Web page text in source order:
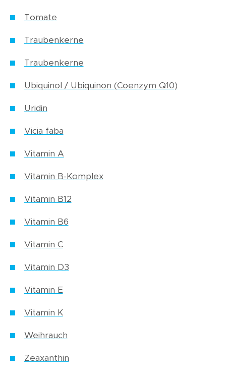
Tomate
Traubenkerne
Traubenkerne
Ubiquinol / Ubiquinon (Coenzym Q10)
Uridin
Vicia faba
Vitamin A
Vitamin B-Komplex
Vitamin B12
Vitamin B6
Vitamin C
Vitamin D3
Vitamin E
Vitamin K
Weihrauch
Zeaxanthin